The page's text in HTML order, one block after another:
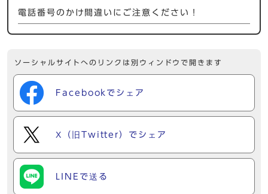
電話番号のかけ間違いにご注意ください！
ソーシャルサイトへのリンクは別ウィンドウで開きます
Facebookでシェア
X（旧Twitter）でシェア
LINEで送る